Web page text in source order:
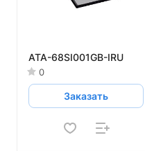
ATA-68SI001GB-IRU
0
Заказать